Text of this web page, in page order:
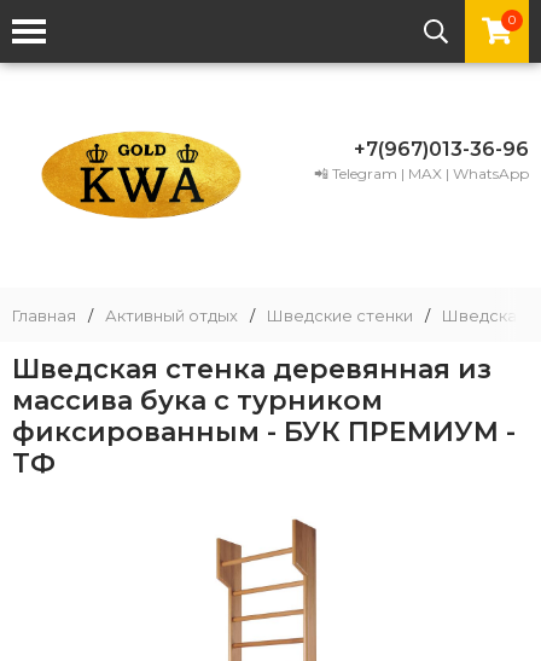
0
+7(967)013-36-96
📲 Telegram | MAX | WhatsApp
Главная / Активный отдых / Шведские стенки / Шведская
Шведская стенка деревянная из
массива бука с турником
фиксированным - БУК ПРЕМИУМ -
ТФ